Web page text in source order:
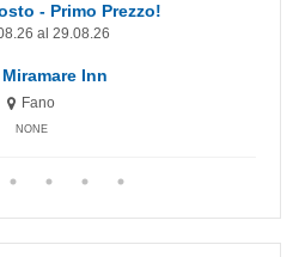
- Primo Prezzo!
al 29.08.26
Inn
Fano
NONE